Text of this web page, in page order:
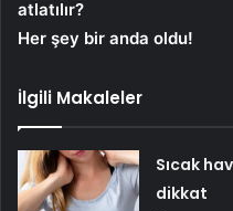
atlatılır?
Her şey bir anda oldu!
İlgili Makaleler
Sıcak
dikkat